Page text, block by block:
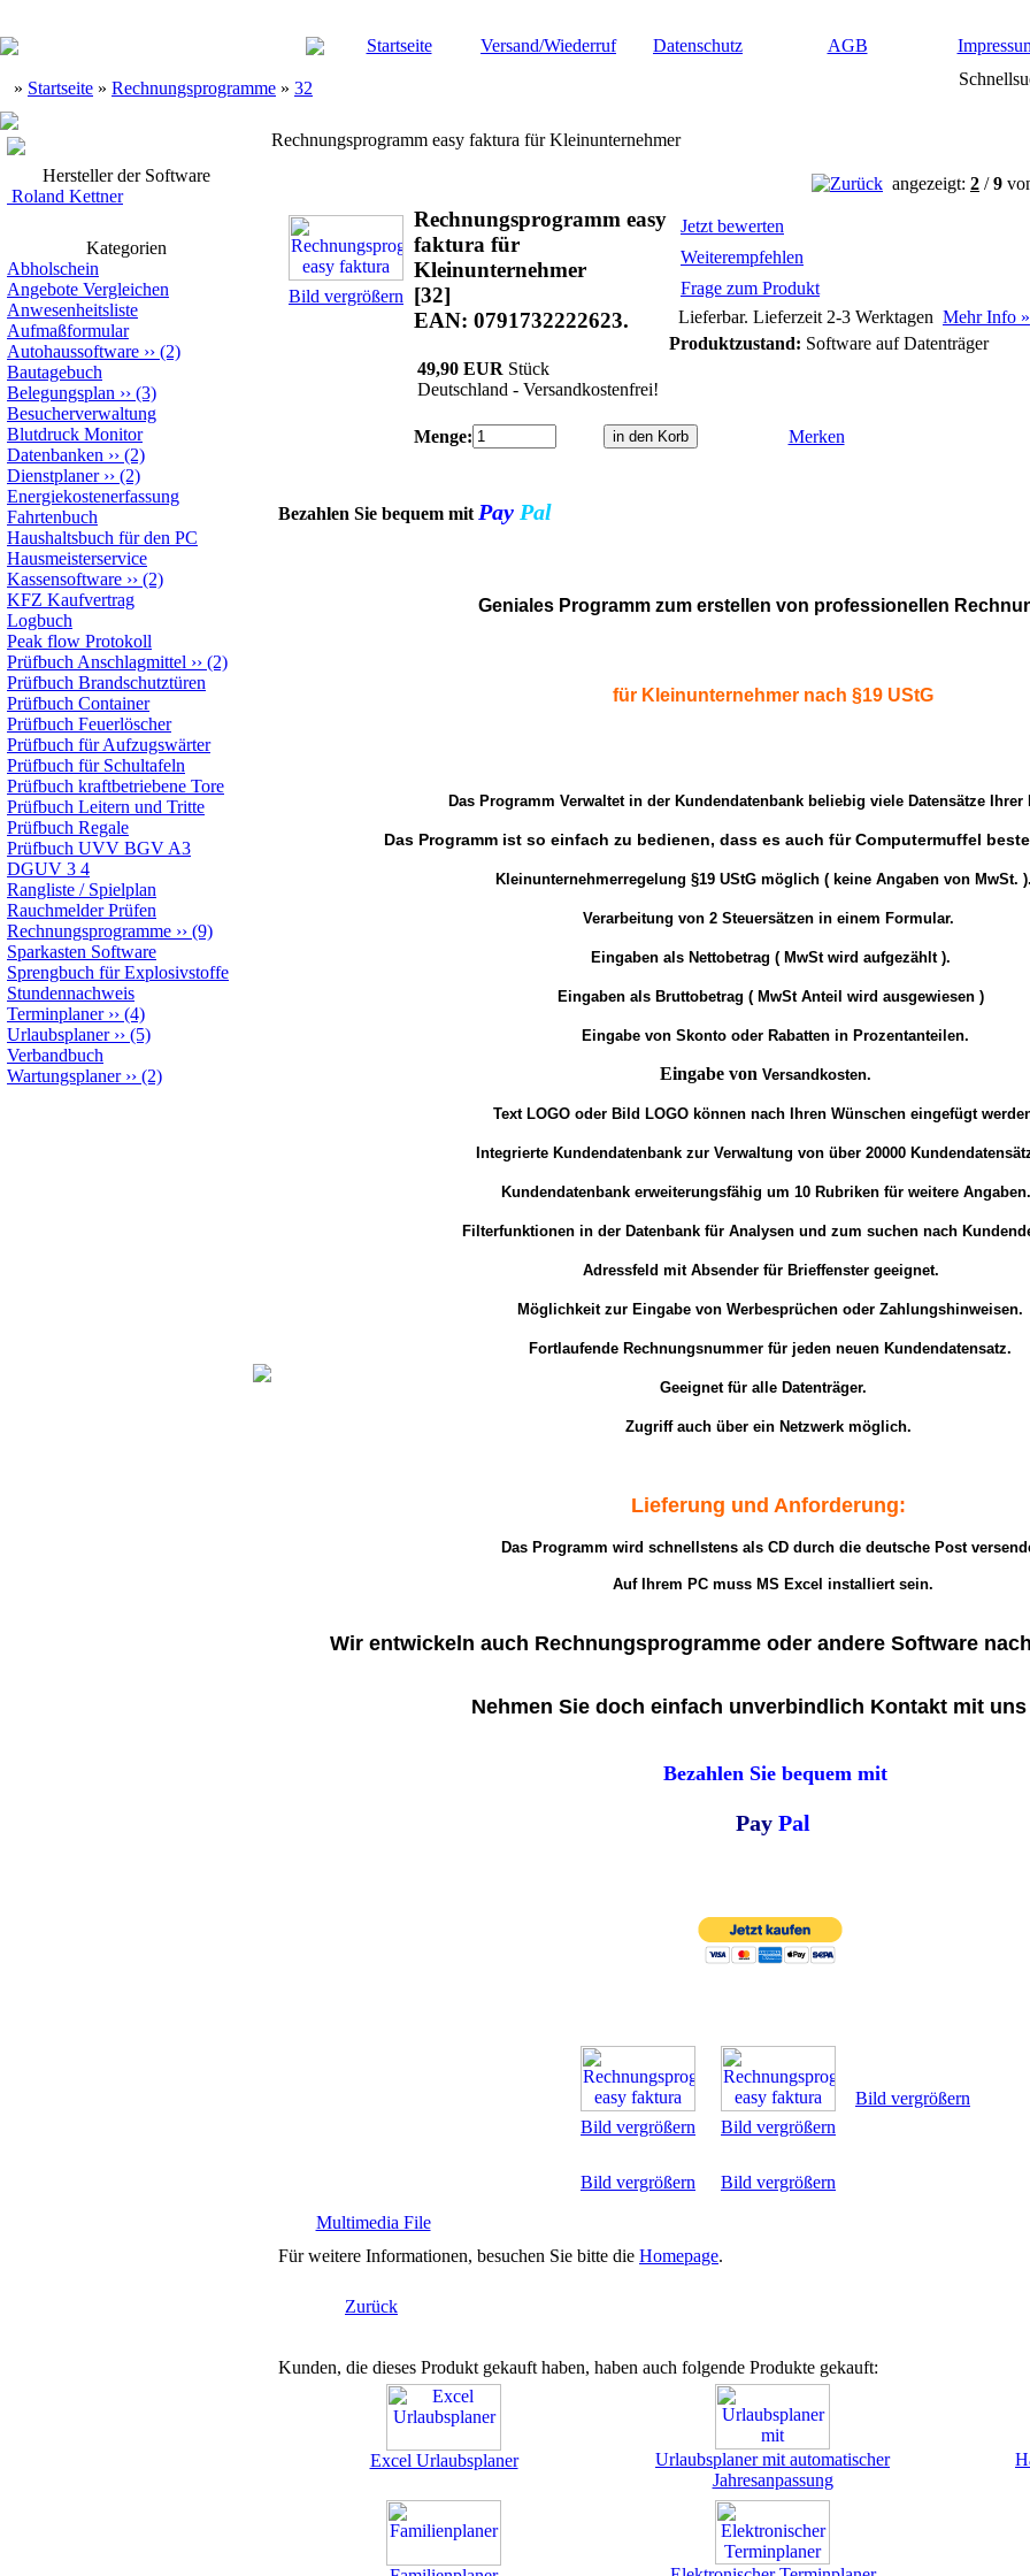
Startseite Versand/Wiederruf Datenschutz AGB
» Startseite » Rechnungsprogramme » 32
Hersteller der Software
Roland Kettner
Kategorien
Abholschein
Angebote Vergleichen
Anwesenheitsliste
Aufmaßformular
Autohaussoftware ›› (2)
Bautagebuch
Belegungsplan ›› (3)
Besucherverwaltung
Blutdruck Monitor
Datenbanken ›› (2)
Dienstplaner›› (2)
Energiekostenerfassung
Fahrtenbuch
Haushaltsbuch für den PC
Hausmeisterservice
Kassensoftware ›› (2)
KFZ Kaufvertrag
Logbuch
Peak flow Protokoll
Prüfbuch Anschlagmittel ›› (2)
Prüfbuch Brandschutztüren
Prüfbuch Container
Prüfbuch Feuerlöscher
Prüfbuch für Aufzugswärter
Prüfbuch für Schultafeln
Prüfbuch kraftbetriebene Tore
Prüfbuch Leitern und Tritte
Prüfbuch Regale
Prüfbuch UVV BGV A3
DGUV 3 4
Rangliste / Spielplan
Rauchmelder Prüfen
Rechnungsprogramme ›› (9)
Sparkasten Software
Sprengbuch für Explosivstoffe
Stundennachweis
Terminplaner›› (4)
Urlaubsplaner›› (5)
Verbandbuch
Wartungsplaner›› (2)
Rechnungsprogramm easy faktura für Kleinunternehmer
angezeigt: 2 /9
Bild vergrößern
Rechnungsprogramm easy
faktura für
Kleinunternehmer
[32]
EAN: 0791732222623.
Jetzt bewerten
Weiterempfehlen
Frage zum Produkt
Lieferbar. Lieferzeit 2-3 Werktagen Mehr Info »
Produktzustand: Software auf Datenträger
49,90 EUR Stück
Deutschland - Versandkostenfrei!
Menge: Merken
Bezahlen Sie bequem mit Pay Pal
Geniales Programm zum erstellen von professionellen
für Kleinunternehmer nach §19 UStG
Das Programm Verwaltet in der Kundendatenbank beliebig viele Datensätze Ihrer
Das Programm ist so einfach zu bedienen, dass es auch für Computermuffel
Kleinunternehmerregelung §19 UStG möglich ( keine Angaben von MwSt. ).
Verarbeitung von 2 Steuersätzen in einem Formular.
Eingaben als Nettobetrag ( MwSt wird aufgezählt ).
Eingaben als Bruttobetrag ( MwSt Anteil wird ausgewiesen )
Eingabe von Skonto oder Rabatten in Prozentanteilen.
Eingabe von Versandkosten.
Text LOGO oder Bild LOGO können nach Ihren Wünschen eingefügt
Integrierte Kundendatenbank zur Verwaltung von über 20000
Kundendatenbank erweiterungsfähig um 10 Rubriken für weitere Angaben.
Filterfunktionen in der Datenbank für Analysen und zum suchen nach
Adressfeld mit Absender für Brieffenster geeignet.
Möglichkeit zur Eingabe von Werbesprüchen oder Zahlungshinweisen.
Fortlaufende Rechnungsnummer für jeden neuen Kundendatensatz.
Geeignet für alle Datenträger.
Zugriff auch über ein Netzwerk möglich.
Lieferung und Anforderung:
Das Programm wird schnellstens als CD durch die deutsche Post
Auf Ihrem PC muss MS Excel installiert sein.
Wir entwickeln auch Rechnungsprogramme oder andere Software
Nehmen Sie doch einfach unverbindlich Kontakt mit uns
Bezahlen Sie bequem mit
Pay Pal
Bild vergrößern Bild vergrößern
Bild vergrößern
Bild vergrößern Bild vergrößern
Multimedia File
Für weitere Informationen, besuchen Sie bitte die Homepage.
Zurück
Kunden, die dieses Produkt gekauft haben, haben auch folgende Produkte gekauft:
Excel Urlaubsplaner
Urlaubsplaner mit automatischer
Jahresanpassung